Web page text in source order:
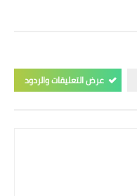
عرض التعليقات والردود